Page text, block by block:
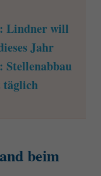
Lindner will
Jahr
Stellenabbau
täglich
beim